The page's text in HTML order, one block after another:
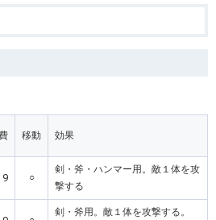
移動 効果
9 ○
剣・斧・ハンマー用。敵１体を攻
撃する
剣・斧用。敵１体を攻撃する。